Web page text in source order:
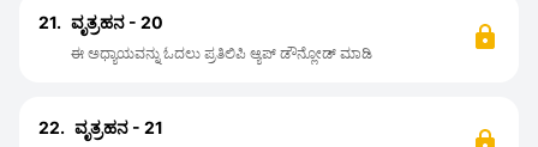
21. ವೃತ್ರಹನ - 20
ಈ ಅಧ್ಯಾಯವನ್ನು ಓದಲು ಪ್ರತಿಲಿಪಿ ಆ್ಯಪ್ ಡೌನ್ಲೋಡ್ ಮಾಡಿ
22. ವೃತ್ರಹನ - 21